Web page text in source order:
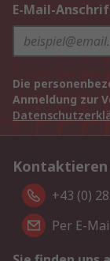
E-Mail-
Die
Anmeldung zur
Kontaktieren
+43 (0)
Per E-